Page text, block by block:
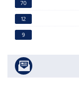
70
12
9